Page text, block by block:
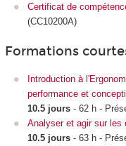
Certificat de
(CC10200A)
Formations
Introduction à
performance et
10.5 jours - 62 h -
Analyser et agir sur les
10.5 jours - 63 h -